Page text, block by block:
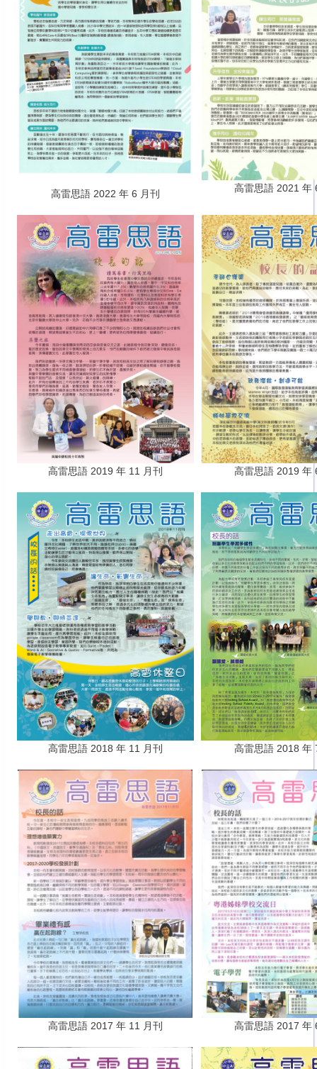
高雷思語 2022 年 6 月刊 高雷思語 2021 年
高雷思語 2019 年 11 月刊 高雷思語 2019 年
高雷思語 2018 年 11 月刊 高雷思語 2018 年
高雷思語 2017 年 11 月刊 高雷思語 2017 年